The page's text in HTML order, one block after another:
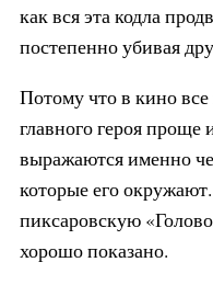
как вся эта кодла
постепенно убивая
Потому что в кино
главного героя проще
выражаются именно
которые его
пиксаровскую
хорошо показано.